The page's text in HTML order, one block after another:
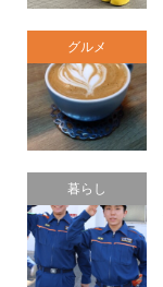
グルメ
暮らし